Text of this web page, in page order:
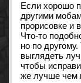
Если хорошо
другими
прорисовке и
Что-то
но по
выглядеть
чтобы
же лучше чем